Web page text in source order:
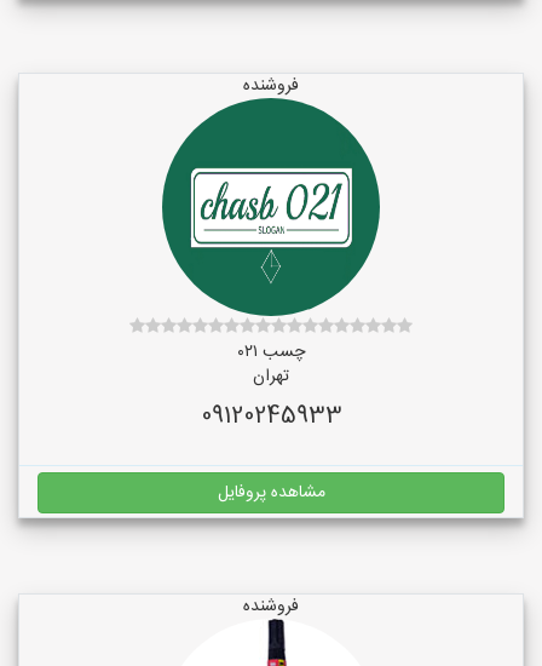
فروشنده
چسب ۰۲۱
تهران
09120245933
مشاهده پروفایل
فروشنده